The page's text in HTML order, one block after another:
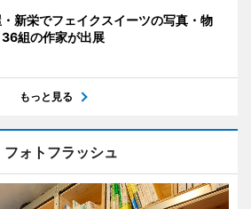
新栄でフェイクスイーツの写真・物
組の作家が出展
もっと見る
フォトフラッシュ